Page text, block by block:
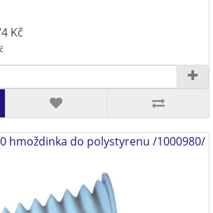
Kč
hmoždinka do polystyrenu /1000980/